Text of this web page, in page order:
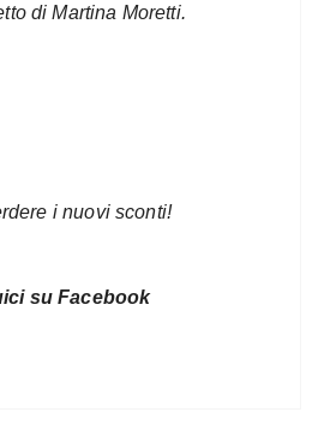
di Martina Moretti.
i nuovi sconti!
su Facebook